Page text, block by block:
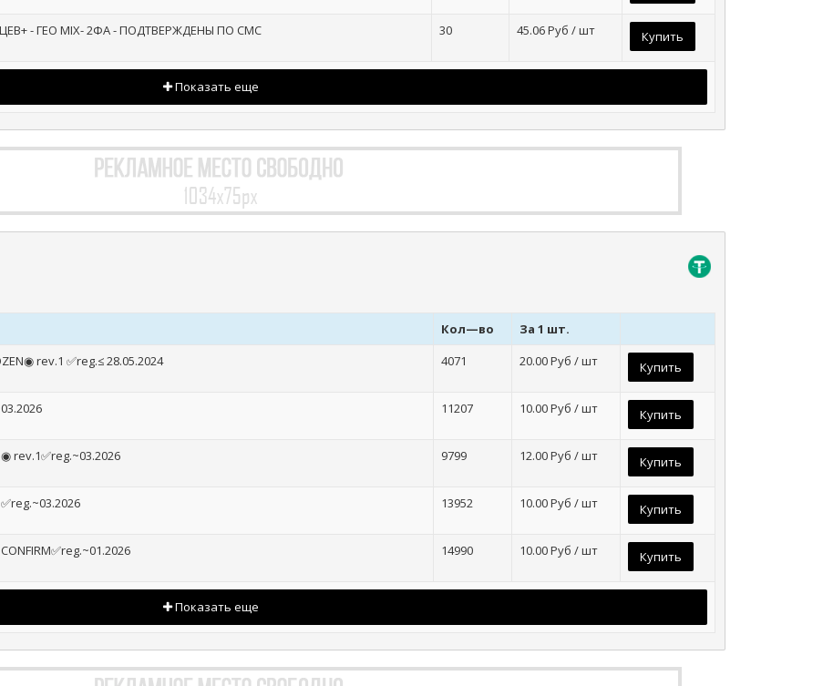
- ГЕО MIX- 2ФА - ПОДТВЕРЖДЕНЫ ПО СМС 30 45.06Руб / шт Купить
Показать еще
Кол—во
За 1 шт.
rev.1 ✅reg.≤ 28.05.2024
4071 20.00Руб / шт Купить
11207 10.00Руб / шт Купить
◉ rev.1✅reg.~03.2026 9799 12.00Руб / шт Купить
13952 10.00Руб / шт Купить
14990 10.00Руб / шт Купить
Показать еще